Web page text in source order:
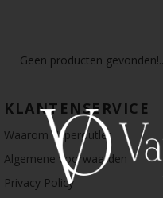
Geen producten
KLANTENSERVICE
Waarom Vaperoutlet
Algemene voorwaarden
Privacy Policy